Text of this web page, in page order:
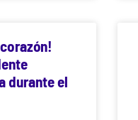
durante el